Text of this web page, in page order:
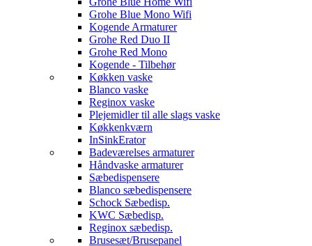
Grohe Blue Mono Wifi
Kogende Armaturer
Grohe Red Duo II
Grohe Red Mono
Kogende - Tilbehør
Køkken vaske
Blanco vaske
Reginox vaske
Plejemidler til alle slags vaske
Køkkenkværn
InSinkErator
Badeværelses armaturer
Håndvaske armaturer
Sæbedispensere
Blanco sæbedispensere
Schock Sæbedisp.
KWC Sæbedisp.
Reginox sæbedisp.
Brusesæt/Brusepanel